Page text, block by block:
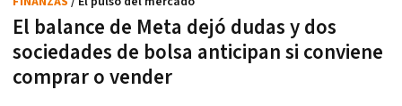
El balance de Meta dejó dudas y dos
sociedades de bolsa anticipan si conviene
comprar o vender